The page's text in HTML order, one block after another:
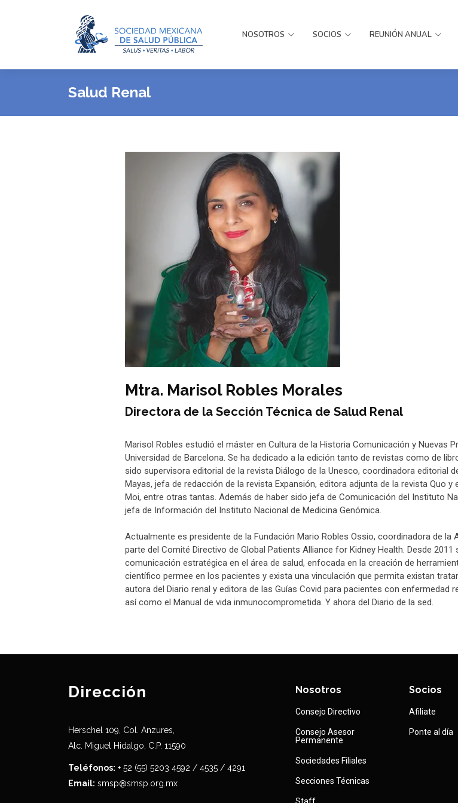
NOSOTROS SOCIOS REUNIÓN ANUAL
Salud Renal
Mtra. Marisol Robles Morales
Directora de la Sección Técnica de Salud Renal
Marisol Robles estudió el máster en Cultura de la Historia Comunicación y Nuevas
Universidad de Barcelona. Se ha dedicado a la edición tanto de revistas como de
sido supervisora editorial de la revista Diálogo de la Unesco, coordinadora editorial
Mayas, jefa de redacción de la revista Expansión, editora adjunta de la revista Quo
Moi, entre otras tantas. Además de haber sido jefa de Comunicación del Instituto
jefa de Información del Instituto Nacional de Medicina Genómica.
Actualmente es presidente de la Fundación Mario Robles Ossio, coordinadora de la
parte del Comité Directivo de Global Patients Alliance for Kidney Health. Desde 2011
comunicación estratégica en el área de salud, enfocada en la creación de
científico permee en los pacientes y exista una vinculación que permita existan
autora del Diario renal y editora de las Guías Covid para pacientes con enfermedad
así como el Manual de vida inmunocomprometida. Y ahora del Diario de la sed.
Dirección
Herschel 109, Col. Anzures,
Alc. Miguel Hidalgo, C.P. 11590
Teléfonos: + 52 (55) 5203 4592 / 4535 / 4291
Email: smsp@smsp.org.mx
Nosotros
Consejo Directivo
Consejo Asesor
Permanente
Sociedades Filiales
Secciones Técnicas
Socios
Afiliate
Ponte al día